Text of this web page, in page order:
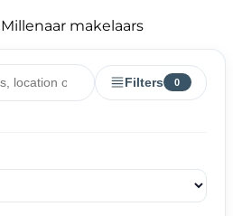
makelaars
Filters 0